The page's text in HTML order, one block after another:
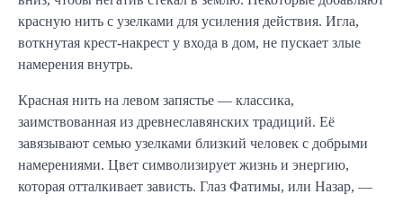
красную нить с узелками для усиления действия. Игла,
воткнутая крест-накрест у входа в дом, не пускает злые
намерения внутрь.
Красная нить на левом запястье — классика,
заимствованная из древнеславянских традиций. Её
завязывают семью узелками близкий человек с добрыми
намерениями. Цвет символизирует жизнь и энергию,
которая отталкивает зависть. Глаз Фатимы, или Назар, —